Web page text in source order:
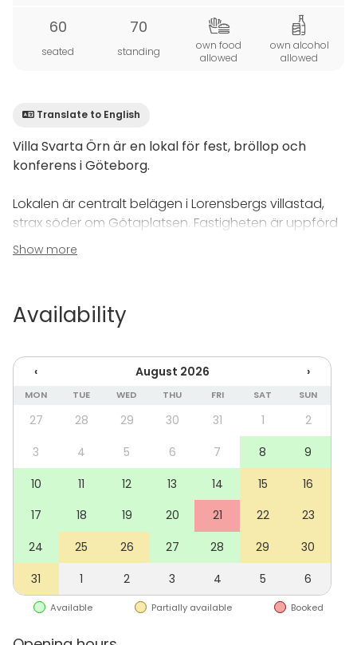
60
seated
70
standing
own food
allowed
own alcohol
allowed
Translate to English
Villa Svarta Örn är en lokal för fest, bröllop och
konferens i Göteborg.
Lokalen är centralt belägen i Lorensbergs villastad,
strax söder om Götaplatsen. Fastigheten är uppförd
1955 med Lars-Erik Nilsson som arkitekt och ägs av
Svarta Örns Ordern, ett opolitiskt samfund.
kan ta med egen mat och dryck. Det finns
ingår i hyran. Bord, stolar, porslin, bestick och glas
tillräckligt för en tre-rätters meny ingår i hyran.
Festen får hålla på till kl. 02.00 på morgonen natten till
lördag och söndag. Söndags- och vardagskvällar
kan hålla på till kl. 22.00. Musik avslutats kl. 01.00 natt till
lördag och söndag och söndag- och vardagskvällar
kl. 22.00. Med hänsyn till grannar. När musik spelas
skall fönster och dörrar vara stängda.
Vi har en åldersgräns på 30 år för att hyra. Undantag
görs för bröllop och liknande evenemang.
Städning sköts av hyresgästen eller kan köpas mot
Show more
Availability
‹ August 2026 ›
MON TUE WED THU FRI SAT SUN
27 28 29 30 31 1
2
3
4 5 6 7 8
9
10
11 12 13 14 15
16
17
18 19 20 21 22
23
24
25 26 27 28 29
30
31
1 2 3 4 5 6
Available Partially available Booked